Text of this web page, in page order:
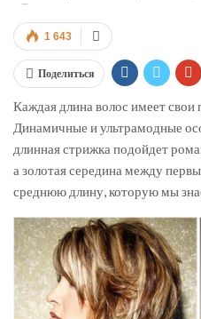
1 643
Поделиться
Каждая длина волос имеет
Динамичные и ультрамодные
длинная стрижка подойдет
а золотая середина между
среднюю длину, которую мы